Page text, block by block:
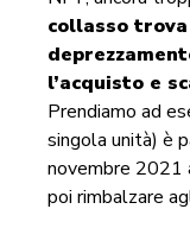
collasso
l’acquisto e
Prendiamo ad
singola unità) è
novembre 2021
poi rimbalzare